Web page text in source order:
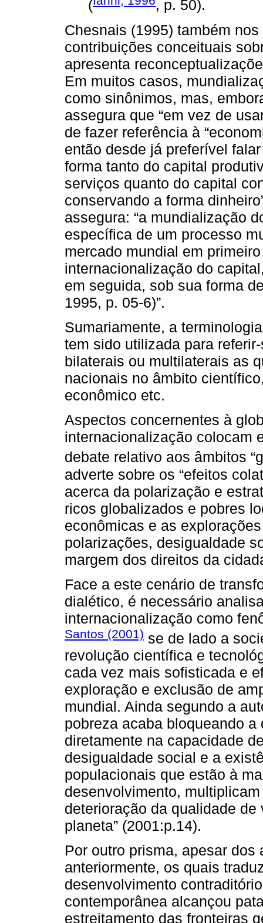
(
, p. 50).
Chesnais (1995) também
contribuições conceituais
apresenta
Em muitos casos,
como sinônimos, mas,
assegura que “em vez de
de fazer referência à
então desde já preferível
forma tanto do capital
serviços quanto do capital
conservando a forma
assegura: “a mundialização
específica de um processo
mercado mundial em
internacionalização do
em seguida, sob sua forma
1995, p. 05-6)”.
Sumariamente, a
tem sido utilizada para
bilaterais ou multilaterais as
nacionais no âmbito
econômico etc.
Aspectos concernentes à
internacionalização colocam
debate relativo aos âmbitos
adverte sobre os “efeitos
acerca da polarização e
ricos globalizados e pobres
econômicas e as
polarizações, desigualdade
margem dos direitos da
Face a este cenário de
dialético, é necessário
internacionalização como
Santos (2001) se de lado a
revolução científica e
cada vez mais sofisticada e
exploração e exclusão de
mundial. Ainda segundo a
pobreza acaba bloqueando
diretamente na capacidade
desigualdade social e a
populacionais que estão à
desenvolvimento,
deterioração da qualidade
planeta” (2001:p.14).
Por outro prisma, apesar
anteriormente, os quais
desenvolvimento
contemporânea alcançou
estreitamento das fronteiras